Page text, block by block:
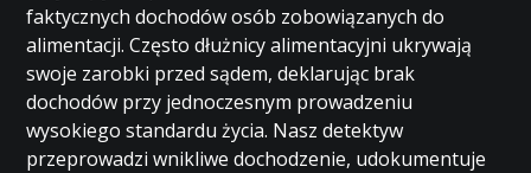
faktycznych dochodów osób zobowiązanych do
alimentacji. Często dłużnicy alimentacyjni ukrywają
swoje zarobki przed sądem, deklarując brak
dochodów przy jednoczesnym prowadzeniu
wysokiego standardu życia. Nasz detektyw
przeprowadzi wnikliwe dochodzenie, udokumentuje